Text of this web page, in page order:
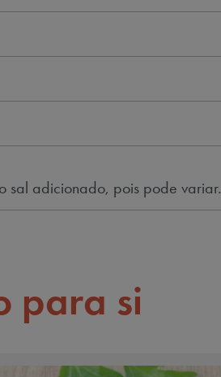
sal adicionado, pois pode variar.
para si